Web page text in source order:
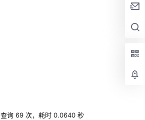
查询 69 次，耗时 0.0640 秒